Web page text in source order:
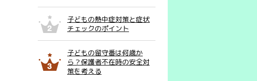
子どもの熱中症対策と症状
チェックのポイント
子どもの留守番は何歳か
ら？保護者不在時の安全対
策を考える